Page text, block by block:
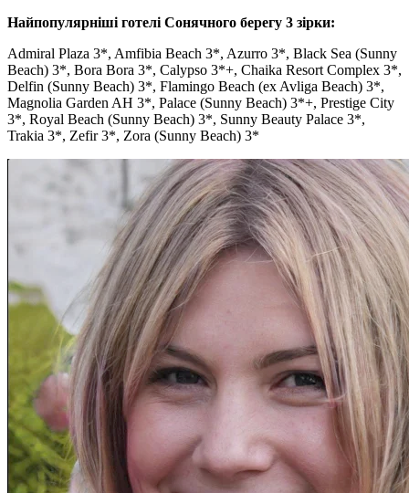
Найпопулярніші готелі Сонячного берегу 3 зірки:
Admiral Plaza 3*, Amfibia Beach 3*, Azurro 3*, Black Sea (Sunny
Beach) 3*, Bora Bora 3*, Calypso 3*+, Chaika Resort Complex 3*,
Delfin (Sunny Beach) 3*, Flamingo Beach (ex Avliga Beach) 3*,
Magnolia Garden AH 3*, Palace (Sunny Beach) 3*+, Prestige City
3*, Royal Beach (Sunny Beach) 3*, Sunny Beauty Palace 3*,
Trakia 3*, Zefir 3*, Zora (Sunny Beach) 3*